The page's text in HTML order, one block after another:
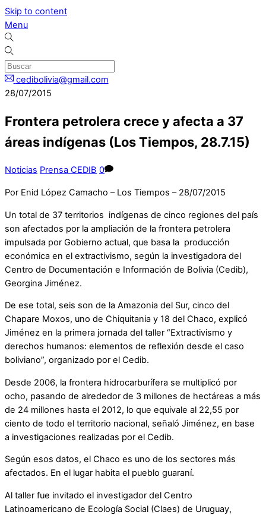
Skip to content
Menu
cedibolivia@gmail.com
28/07/2015
Frontera petrolera crece y afecta a 37
áreas indígenas (Los Tiempos, 28.7.15)
Noticias Prensa CEDIB 0
Por Enid López Camacho – Los Tiempos – 28/07/2015
Un total de 37 territorios indígenas de cinco regiones del país
son afectados por la ampliación de la frontera petrolera
impulsada por Gobierno actual, que basa la producción
económica en el extractivismo, según la investigadora del
Centro de Documentación e Información de Bolivia (Cedib),
Georgina Jiménez.
De ese total, seis son de la Amazonia del Sur, cinco del
Chapare Moxos, uno de Chiquitania y 18 del Chaco, explicó
Jiménez en la primera jornada del taller “Extractivismo y
derechos humanos: elementos de reflexión desde el caso
boliviano”, organizado por el Cedib.
Desde 2006, la frontera hidrocarburífera se multiplicó por
ocho, pasando de alrededor de 3 millones de hectáreas a más
de 24 millones hasta el 2012, lo que equivale al 22,55 por
ciento de todo el territorio nacional, señaló Jiménez, en base
a investigaciones realizadas por el Cedib.
Según esos datos, el Chaco es uno de los sectores más
afectados. En el lugar habita el pueblo guaraní.
Al taller fue invitado el investigador del Centro
Latinoamericano de Ecología Social (Claes) de Uruguay,